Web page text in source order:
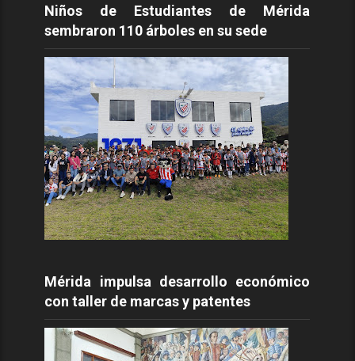
Niños de Estudiantes de Mérida
sembraron 110 árboles en su sede
Mérida impulsa desarrollo económico
con taller de marcas y patentes